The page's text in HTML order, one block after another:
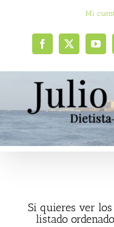
Mi
Facebook
X
Si quieres ver
listado